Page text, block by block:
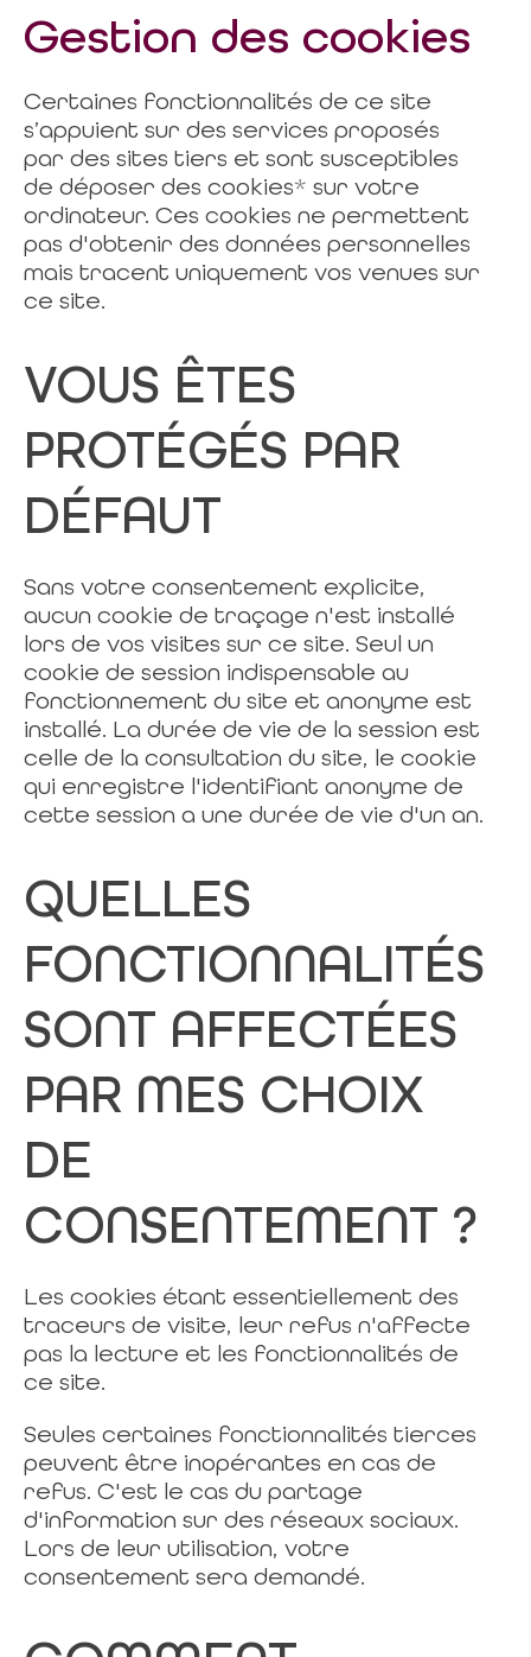
Gestion des cookies
Certaines fonctionnalités de ce site
s’appuient sur des services proposés
par des sites tiers et sont susceptibles
de déposer des cookies* sur votre
ordinateur. Ces cookies ne permettent
pas d'obtenir des données personnelles
mais tracent uniquement vos venues sur
ce site.
VOUS ÊTES
PROTÉGÉS PAR
DÉFAUT
Sans votre consentement explicite,
aucun cookie de traçage n'est installé
lors de vos visites sur ce site. Seul un
cookie de session indispensable au
fonctionnement du site et anonyme est
installé. La durée de vie de la session est
celle de la consultation du site, le cookie
qui enregistre l'identifiant anonyme de
cette session a une durée de vie d'un an.
QUELLES
FONCTIONNALITÉS
SONT AFFECTÉES
PAR MES CHOIX
DE
CONSENTEMENT ?
Les cookies étant essentiellement des
traceurs de visite, leur refus n'affecte
pas la lecture et les fonctionnalités de
ce site.
Seules certaines fonctionnalités tierces
peuvent être inopérantes en cas de
refus. C'est le cas du partage
d'information sur des réseaux sociaux.
Lors de leur utilisation, votre
consentement sera demandé.